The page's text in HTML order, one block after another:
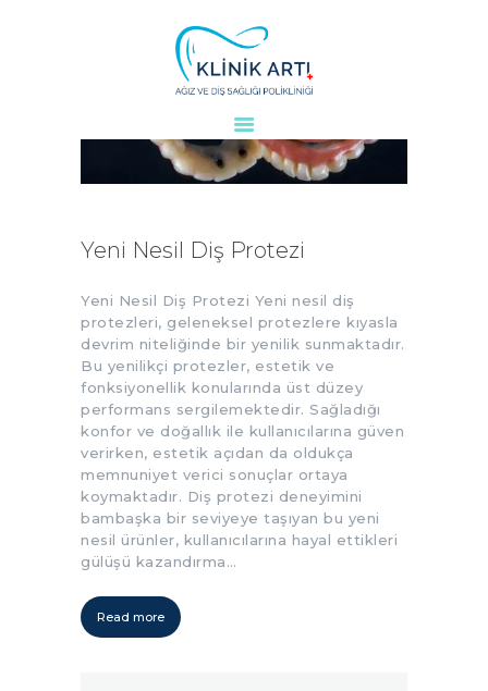
ANASAYFA
KURUMSAL
TEDAVILER
KVKK
AYDINLATMA
METNI
BLOG
KLINIĞIMIZ
İLETIŞIM
Yeni Nesil Diş Protezi
Yeni Nesil Diş Protezi Yeni nesil diş
protezleri, geleneksel protezlere kıyasla
devrim niteliğinde bir yenilik sunmaktadır.
Bu yenilikçi protezler, estetik ve
fonksiyonellik konularında üst düzey
performans sergilemektedir. Sağladığı
konfor ve doğallık ile kullanıcılarına güven
verirken, estetik açıdan da oldukça
memnuniyet verici sonuçlar ortaya
koymaktadır. Diş protezi deneyimini
bambaşka bir seviyeye taşıyan bu yeni
nesil ürünler, kullanıcılarına hayal ettikleri
gülüşü kazandırma…
Read more